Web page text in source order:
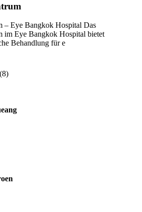
– Eye Bangkok Hospital Das
im Eye Bangkok Hospital bietet
Behandlung für e
(8)